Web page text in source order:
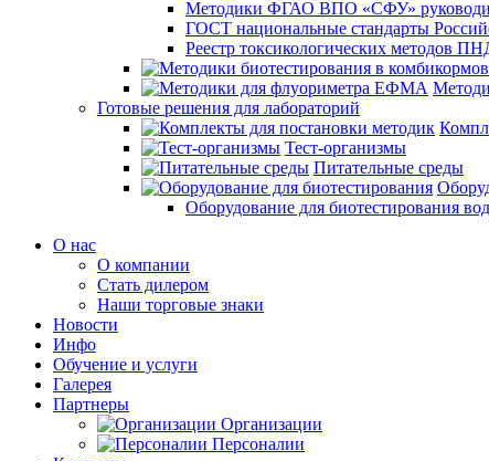
Методики ФГАО ВПО «СФУ»
ГОСТ национальные стандарты
Реестр токсикологических методов
Готовые решения для лабораторий
Тест-организмы
Питательные среды
Оборудование для биотестирования
О нас
О компании
Стать дилером
Наши торговые знаки
Новости
Инфо
Обучение и услуги
Галерея
Партнеры
Организации
Персоналии